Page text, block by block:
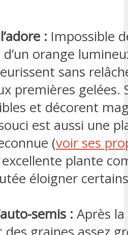
: Impossible
orange
sans
premières gelées.
et décorent
est aussi une
(voir ses
plante
éloigner
semis : Après